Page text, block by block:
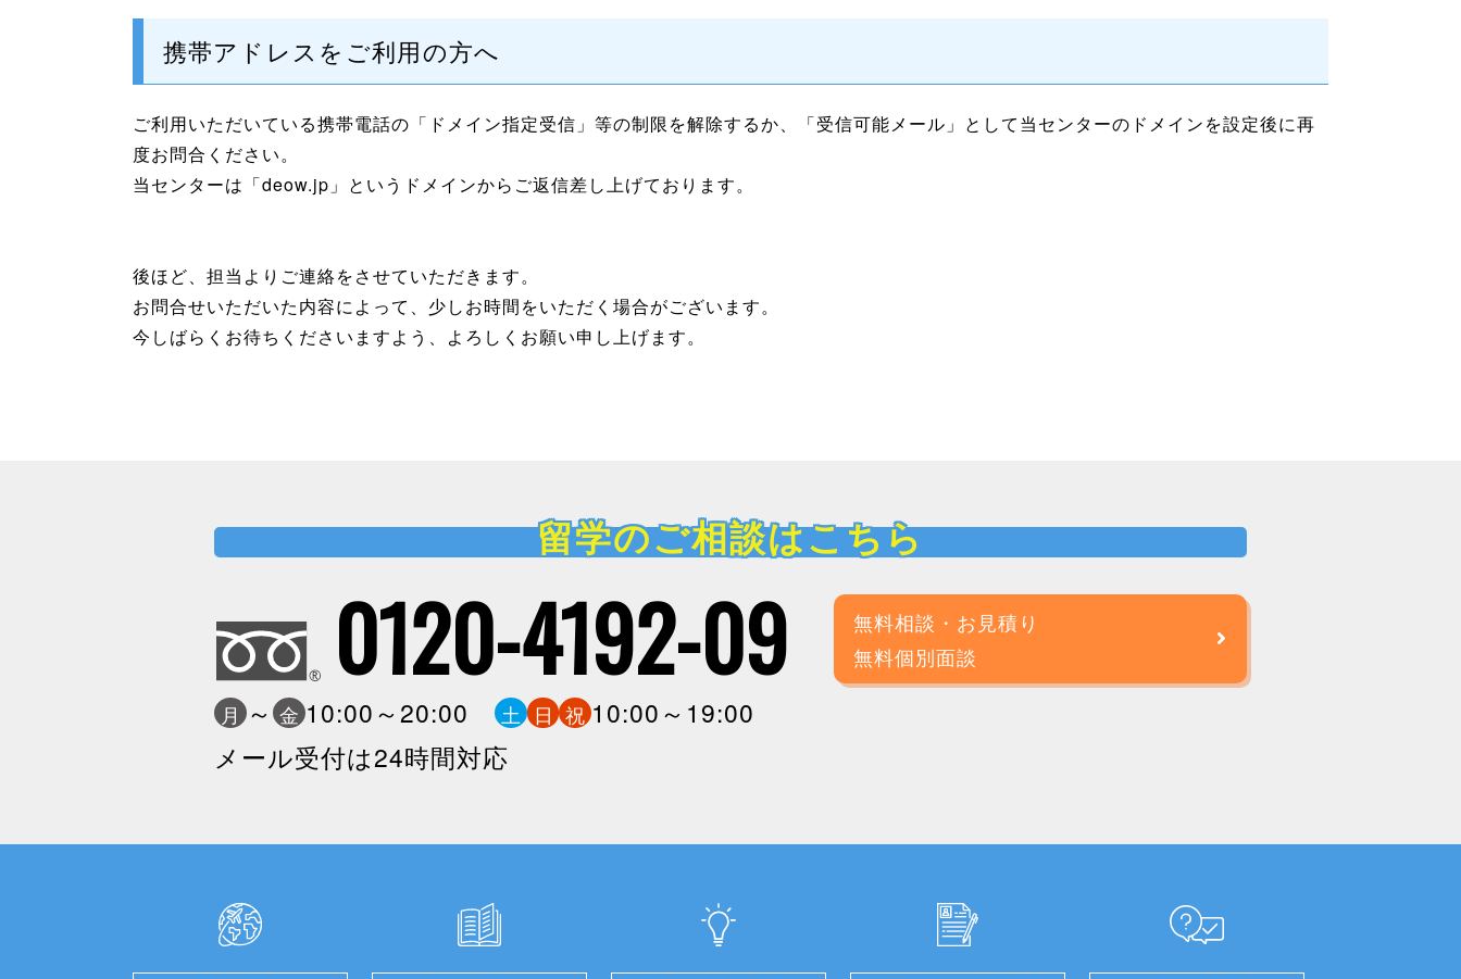
携帯アドレスをご利用の方へ
ご利用いただいている携帯電話の「ドメイン指定受信」等の制限を解除するか、「受信可能メール」として当センターのドメインを設定後に再
度お問合ください。
当センターは「deow.jp」というドメインからご返信差し上げております。
後ほど、担当よりご連絡をさせていただきます。
お問合せいただいた内容によって、少しお時間をいただく場合がございます。
今しばらくお待ちくださいますよう、よろしくお願い申し上げます。
留学のご相談はこちら
0120-4192-09
月 ～ 金 10:00～20:00 土 日 祝 10:00～19:00
メール受付は24時間対応
無料相談・お見積り
無料個別面談